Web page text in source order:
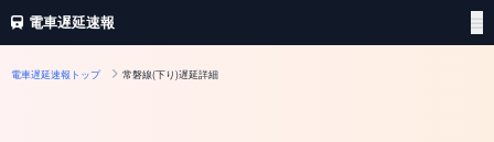
電車遅延速報
電車遅延速報トップ 常磐線(下り)遅延詳細